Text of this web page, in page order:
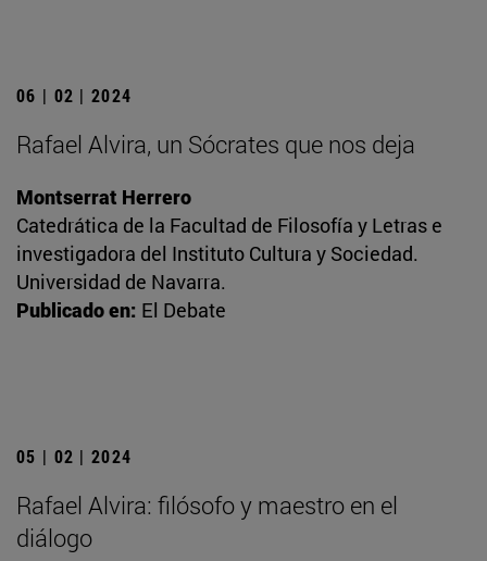
06 | 02 | 2024
Rafael Alvira, un Sócrates que nos deja
Montserrat Herrero
Catedrática de la Facultad de Filosofía y Letras e
investigadora del Instituto Cultura y Sociedad.
Universidad de Navarra.
Publicado en: El Debate
05 | 02 | 2024
Rafael Alvira: filósofo y maestro en el
diálogo